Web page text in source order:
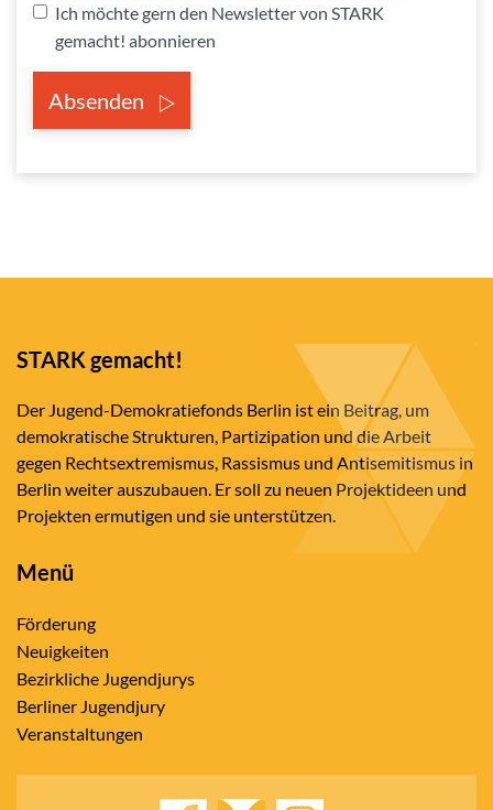
Ich möchte gern den Newsletter von STARK
gemacht! abonnieren
Absenden
STARK gemacht!
Der Jugend-Demokratiefonds Berlin ist ein Beitrag, um
demokratische Strukturen, Partizipation und die Arbeit
gegen Rechtsextremismus, Rassismus und Antisemitismus in
Berlin weiter auszubauen. Er soll zu neuen Projektideen und
Projekten ermutigen und sie unterstützen.
Menü
Förderung
Neuigkeiten
Bezirkliche Jugendjurys
Berliner Jugendjury
Veranstaltungen